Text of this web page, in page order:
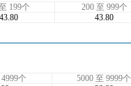
199个 200 至 999个
43.80 43.80
个 5000 至 9999个